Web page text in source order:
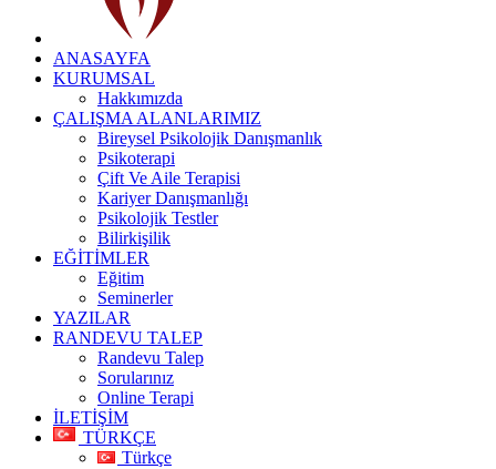
ANASAYFA
KURUMSAL
Hakkımızda
ÇALIŞMA ALANLARIMIZ
Bireysel Psikolojik Danışmanlık
Psikoterapi
Çift Ve Aile Terapisi
Kariyer Danışmanlığı
Psikolojik Testler
Bilirkişilik
EĞİTİMLER
Eğitim
Seminerler
YAZILAR
RANDEVU TALEP
Randevu Talep
Sorularınız
Online Terapi
İLETİŞİM
TÜRKÇE
Türkçe